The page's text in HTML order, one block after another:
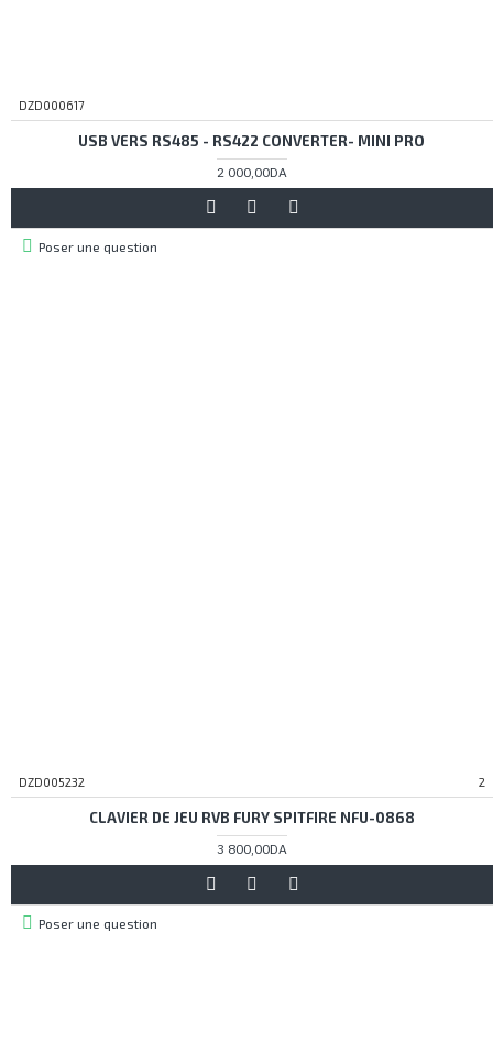
DZD000617
USB VERS RS485 - RS422 CONVERTER- MINI PRO
2 000,00DA
Poser une question
DZD005232 2
CLAVIER DE JEU RVB FURY SPITFIRE NFU-0868
3 800,00DA
Poser une question